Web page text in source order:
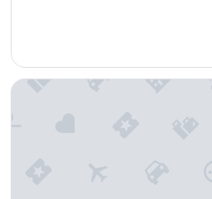
t
Ubatuba Praia Hotel